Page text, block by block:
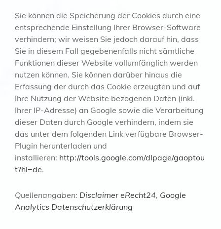
Sie können die Speicherung der Cookies durch eine
entsprechende Einstellung Ihrer Browser-Software
verhindern; wir weisen Sie jedoch darauf hin, dass
Sie in diesem Fall gegebenenfalls nicht sämtliche
Funktionen dieser Website vollumfänglich werden
nutzen können. Sie können darüber hinaus die
Erfassung der durch das Cookie erzeugten und auf
Ihre Nutzung der Website bezogenen Daten (inkl.
Ihrer IP-Adresse) an Google sowie die Verarbeitung
dieser Daten durch Google verhindern, indem sie
das unter dem folgenden Link verfügbare Browser-
Plugin herunterladen und
installieren: http://tools.google.com/dlpage/gaoptou
t?hl=de.
Quellenangaben: Disclaimer eRecht24, Google
Analytics Datenschutzerklärung